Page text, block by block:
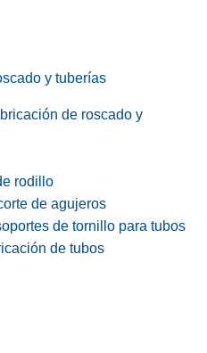
y tuberías
de roscado y
rodillo
de agujeros
de tornillo para tubos
de tubos